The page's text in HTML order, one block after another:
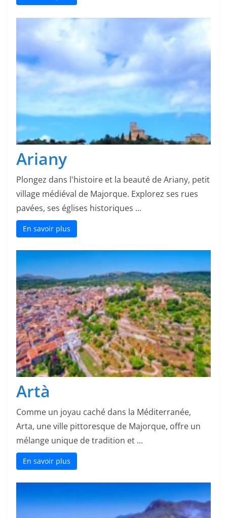
Ariany
Plongez dans l'histoire et la beauté de Ariany, petit
village médiéval de Majorque. Explorez ses rues
pavées, ses églises historiques ...
En savoir plus
Artà
Comme un joyau caché dans la Méditerranée,
Arta, une ville pittoresque de Majorque, offre un
mélange unique de tradition et ...
En savoir plus